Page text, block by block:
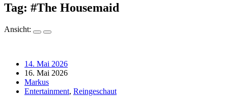
Tag: #The Housemaid
Ansicht:
14. Mai 2026
16. Mai 2026
Markus
Entertainment, Reingeschaut